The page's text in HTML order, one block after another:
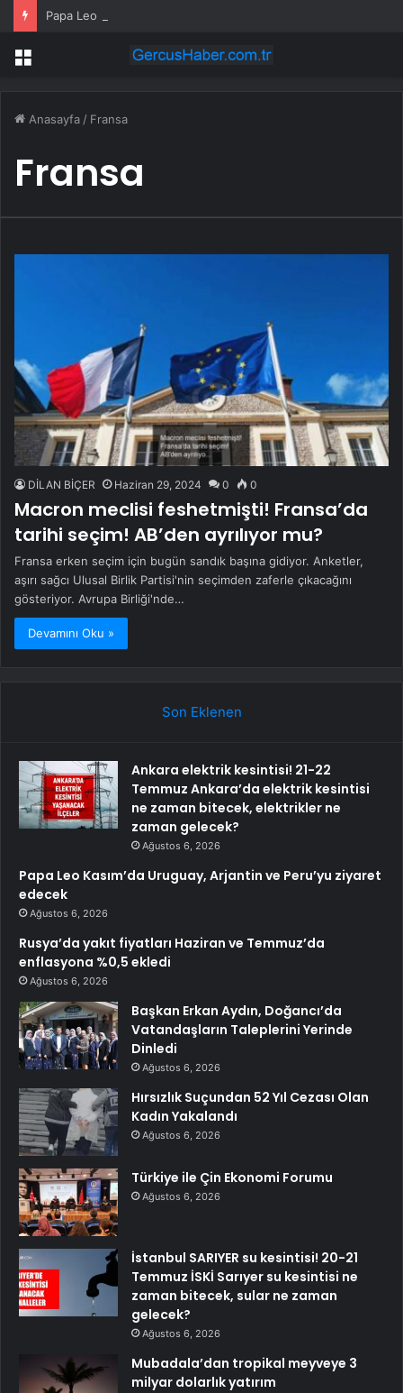
Menü
Anasayfa / Fransa
Fransa
DİLAN BİÇER Haziran 29, 2024 0 0
Macron meclisi feshetmişti! Fransa’da
tarihi seçim! AB’den ayrılıyor mu?
Fransa erken seçim için bugün sandık başına gidiyor. Anketler,
aşırı sağcı Ulusal Birlik Partisi'nin seçimden zaferle çıkacağını
gösteriyor. Avrupa Birliği'nde…
Devamını Oku »
Son Eklenen
Ankara elektrik kesintisi! 21-22
Temmuz Ankara’da elektrik kesintisi
ne zaman bitecek, elektrikler ne
zaman gelecek?
Ağustos 6, 2026
Papa Leo Kasım’da Uruguay, Arjantin ve Peru’yu ziyaret
edecek
Ağustos 6, 2026
Rusya’da yakıt fiyatları Haziran ve Temmuz’da
enflasyona %0,5 ekledi
Ağustos 6, 2026
Başkan Erkan Aydın, Doğancı’da
Vatandaşların Taleplerini Yerinde
Dinledi
Ağustos 6, 2026
Hırsızlık Suçundan 52 Yıl Cezası Olan
Kadın Yakalandı
Ağustos 6, 2026
Türkiye ile Çin Ekonomi Forumu
Ağustos 6, 2026
İstanbul SARIYER su kesintisi! 20-21
Temmuz İSKİ Sarıyer su kesintisi ne
zaman bitecek, sular ne zaman
gelecek?
Ağustos 6, 2026
Mubadala’dan tropikal meyveye 3
milyar dolarlık yatırım